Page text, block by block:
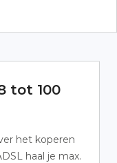
tot 100
het koperen
haal je max.